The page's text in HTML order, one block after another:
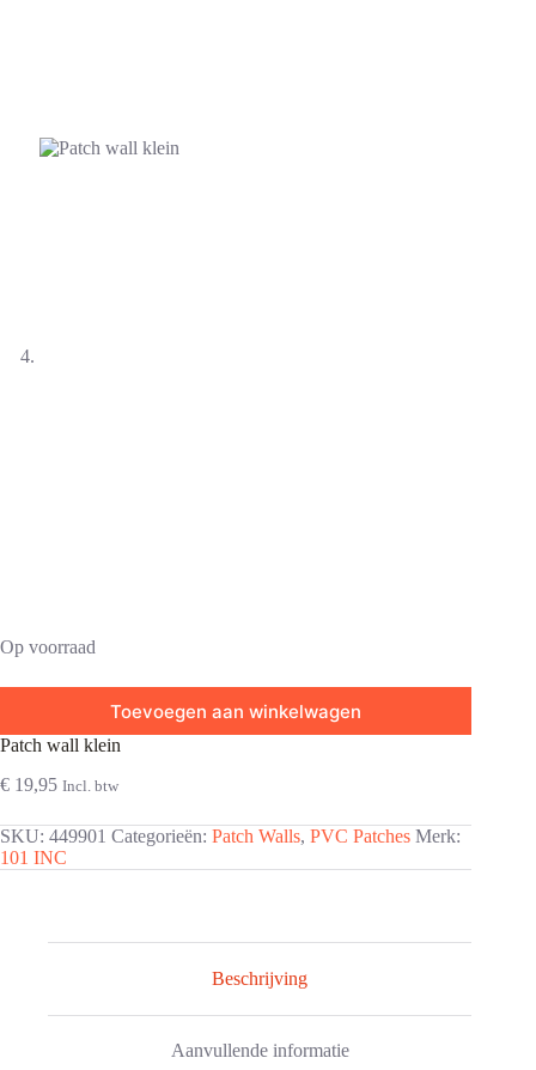
Op voorraad
Toevoegen aan winkelwagen
Patch wall klein
€ 19,95 Incl. btw
SKU: 449901 Categorieën: Patch Walls, PVC Patches Merk:
101 INC
Beschrijving
Aanvullende informatie